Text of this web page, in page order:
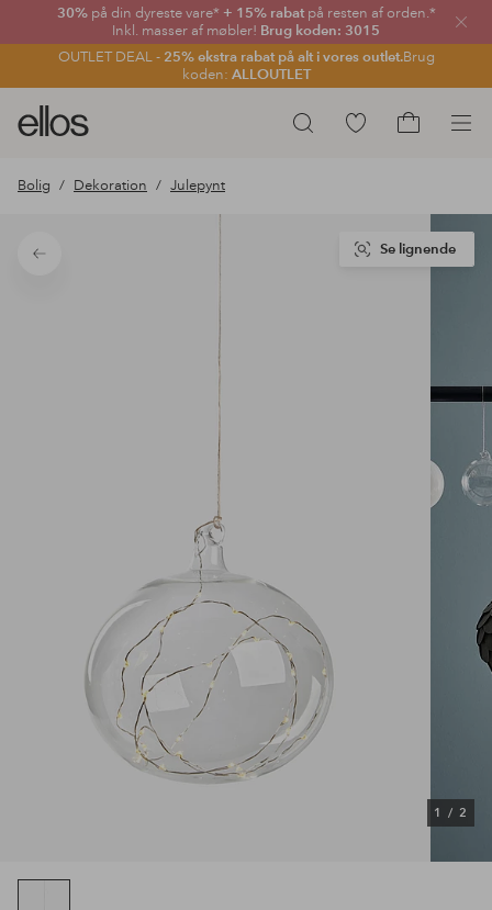
30% på din dyreste vare* + 15% rabatpå resten af orden.*
Inkl. masser af møbler! Brug koden: 3015
OUTLET DEAL - 25% ekstra rabat på alt i vores outlet.Brug
koden: ALLOUTLET
Luk
Søg
Ellos
logo
gå
forsiden
Gå
Bolig Dekoration Julepynt
Tilbage
1 / 2
Se lignende